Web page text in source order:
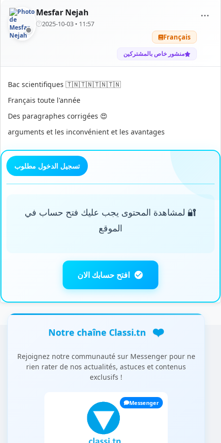
Mesfar Nejah
2025-10-03 • 11:57
Français
منشور خاص بالمشتركين
⋯
Bac scientifiques 🇹🇳🇹🇳🇹🇳🇹🇳
Français toute l'année
Des paragraphes corrigées 😍
arguments et les inconvénient et les avantages
تسجيل الدخول مطلوب
🔐 لمشاهدة المحتوى يجب عليك فتح حساب في
الموقع
افتح حسابك الان
Notre chaîne Classi.tn ❤️
Rejoignez notre communauté sur Messenger pour ne
rien rater de nos actualités, astuces et contenus
exclusifs !
Messenger